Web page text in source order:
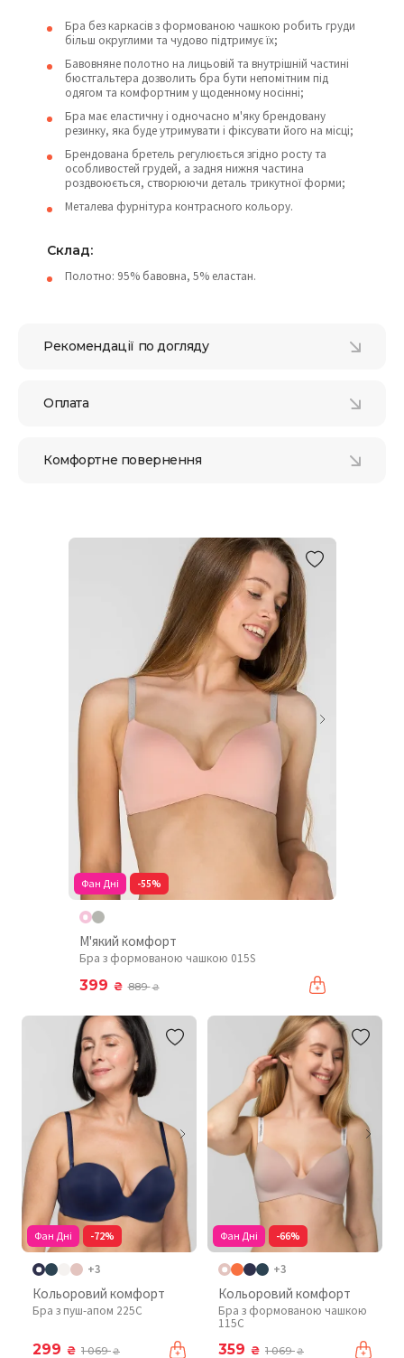
Бра без каркасів з формованою чашкою робить груди
більш округлими та чудово підтримує їх;
Бавовняне полотно на лицьовій та внутрішній частині
бюстгальтера дозволить бра бути непомітним під
одягом та комфортним у щоденному носінні;
Бра має еластичну і одночасно м'яку брендовану
резинку, яка буде утримувати і фіксувати його на місці;
Брендована бретель регулюється згідно росту та
особливостей грудей, а задня нижня частина
роздвоюється, створюючи деталь трикутної форми;
Металева фурнітура контрасного кольору.
Склад:
Полотно: 95% бавовна, 5% еластан.
Рекомендації по догляду
Оплата
Комфортне повернення
Фан Дні -55%
М'який комфорт
Бра з формованою чашкою 015S
399 ₴ 889₴
Фан Дні -72%
+3
Кольоровий комфорт
Бра з пуш-апом 225C
299 ₴ 1 069₴
Фан Дні -66%
+3
Кольоровий комфорт
Бра з формованою чашкою
115C
359 ₴ 1 069₴